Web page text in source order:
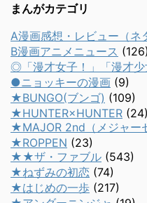
まんがカテゴリ
A漫画感想・レビュー（ネ
B漫画アニメニュース (126)
◎「漫才女子！」「漫才少
●ニョッキーの漫画 (9)
★BUNGO(ブンゴ) (109)
★HUNTER×HUNTER (24)
★MAJOR 2nd（メジャー
★ROPPEN (23)
★★ザ・ファブル (543)
★ねずみの初恋 (74)
★はじめの一歩 (217)